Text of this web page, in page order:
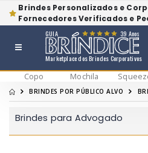
Brindes Personalizados e
Fornecedores Verificados e
Marketplace dos Brindes Corporativos
GUIA 39 Anos
Copo Mochila
BRINDES POR PÚBLICO ALVO
Brindes para Advogado